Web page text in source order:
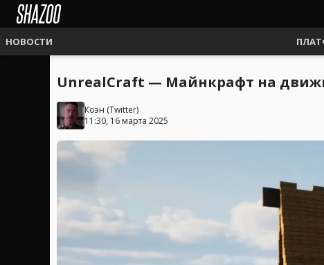
НОВОСТИ
UnrealCraft — Майнкрафт на
Коэн (Twitter)
11:30, 16 марта 2025